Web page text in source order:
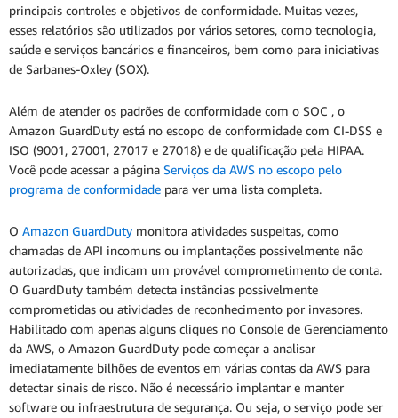
principais controles e objetivos de conformidade. Muitas vezes,
esses relatórios são utilizados por vários setores, como tecnologia,
saúde e serviços bancários e financeiros, bem como para iniciativas
de Sarbanes-Oxley (SOX).
Além de atender os padrões de conformidade com o SOC , o
Amazon GuardDuty está no escopo de conformidade com CI-DSS e
ISO (9001, 27001, 27017 e 27018) e de qualificação pela HIPAA.
Você pode acessar a página Serviços da AWS no escopo pelo
programa de conformidade para ver uma lista completa.
O Amazon GuardDuty monitora atividades suspeitas, como
chamadas de API incomuns ou implantações possivelmente não
autorizadas, que indicam um provável comprometimento de conta.
O GuardDuty também detecta instâncias possivelmente
comprometidas ou atividades de reconhecimento por invasores.
Habilitado com apenas alguns cliques no Console de Gerenciamento
da AWS, o Amazon GuardDuty pode começar a analisar
imediatamente bilhões de eventos em várias contas da AWS para
detectar sinais de risco. Não é necessário implantar e manter
software ou infraestrutura de segurança. Ou seja, o serviço pode ser